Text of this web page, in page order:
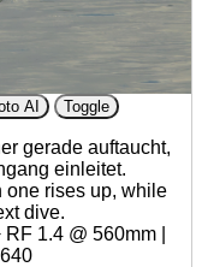
AI Toggle
gerade auftaucht,
einleitet.
one rises up, while
dive.
1.4 @ 560mm |